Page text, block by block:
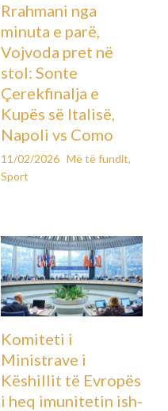
Rrahmani nga
minuta e parë,
Vojvoda pret në
stol: Sonte
Çerekfinalja e
Kupës së Italisë,
Napoli vs Como
11/02/2026 Më të fundit,
Sport
Komiteti i
Ministrave i
Këshillit të Evropës
i heq imunitetin ish-